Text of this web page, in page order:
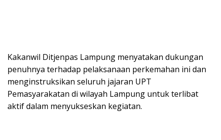
Kakanwil Ditjenpas Lampung menyatakan dukungan
penuhnya terhadap pelaksanaan perkemahan ini dan
menginstruksikan seluruh jajaran UPT
Pemasyarakatan di wilayah Lampung untuk terlibat
aktif dalam menyukseskan kegiatan.